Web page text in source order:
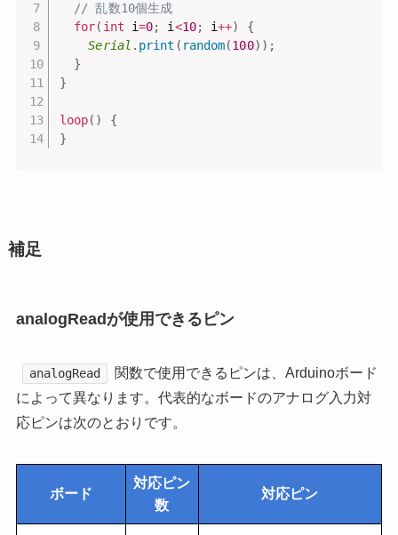
// 乱数10個生成
for( int i=0; i <10; i++)
{
Serial . print ( random(100) ) ;
}
}
loop( )
{
}
補足
analogReadが使用できるピン
analogRead
関数で使用できるピンは、Arduinoボード
によって異なります。代表的なボードのアナログ入力対
応ピンは次のとおりです。
ボード
対応ピン
数
対応ピン